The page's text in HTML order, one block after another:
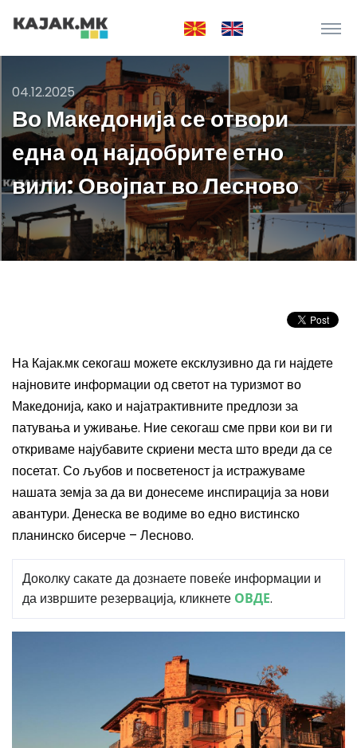
04.12.2025
Во Македонија се отвори
една од најдобрите етно
вили: Овојпат во Лесново
На Кајак.мк секогаш можете ексклузивно да ги најдете
најновите информации од светот на туризмот во
Македонија, како и најатрактивните предлози за
патувања и уживање. Ние секогаш сме први кои ви ги
откриваме најубавите скриени места што вреди да се
посетат. Со љубов и посветеност ја истражуваме
нашата земја за да ви донесеме инспирација за нови
авантури. Денеска ве водиме во едно вистинско
планинско бисерче – Лесново.
Доколку сакате да дознаете повеќе информации и
да извршите резервација, кликнете ОВДЕ.